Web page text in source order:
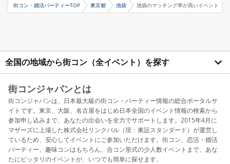
街コン・婚活パーティーTOP 東京都 池袋 池袋のマッチング率が高いイベント
全国の地域から街コン（全イベント）を探す
街コンジャパンとは
街コンジャパンは、日本最大級の街コン・パーティー情報の総合ポータルサ
イトです。東京、大阪、名古屋をはじめ日本全国のイベント情報の検索から
参加申し込みまで、あなたの出会いを全力でサポートします。2015年4月に
マザーズに上場した株式会社リンクバル（現：東証スタンダード）が運営し
ているため、安心してイベントにご参加いただけます。街コン、恋活・婚活
パーティー、趣味コンはもちろん、合コン形式の少人数イベントまで、あな
たにピッタリのイベントが、いつでも簡単に探せます。